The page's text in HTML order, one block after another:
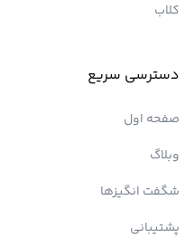
کلاب
دسترسی سریع
صفحه اول
وبلاگ
شگفت انگیزها
پشتیبانی